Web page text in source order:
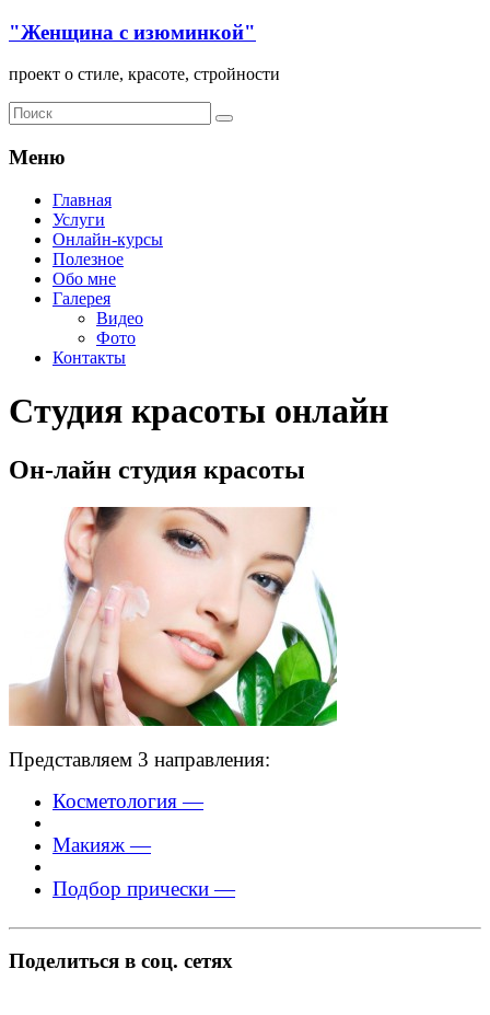
"Женщина с изюминкой"
проект о стиле, красоте, стройности
Меню
Главная
Услуги
Онлайн-курсы
Полезное
Обо мне
Галерея
Видео
Фото
Контакты
Студия красоты онлайн
Он-лайн студия красоты
Представляем 3 направления:
Косметология —
Макияж —
Подбор прически —
Поделиться в соц. сетях